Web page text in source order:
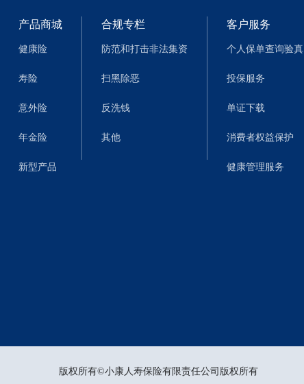
产品商城
健康险
寿险
意外险
年金险
新型产品
合规专栏
防范和打击非法集资
扫黑除恶
反洗钱
其他
客户服务
个人保单查询验真
投保服务
单证下载
消费者权益保护
健康管理服务
版权所有©小康人寿保险有限责任公司版权所有